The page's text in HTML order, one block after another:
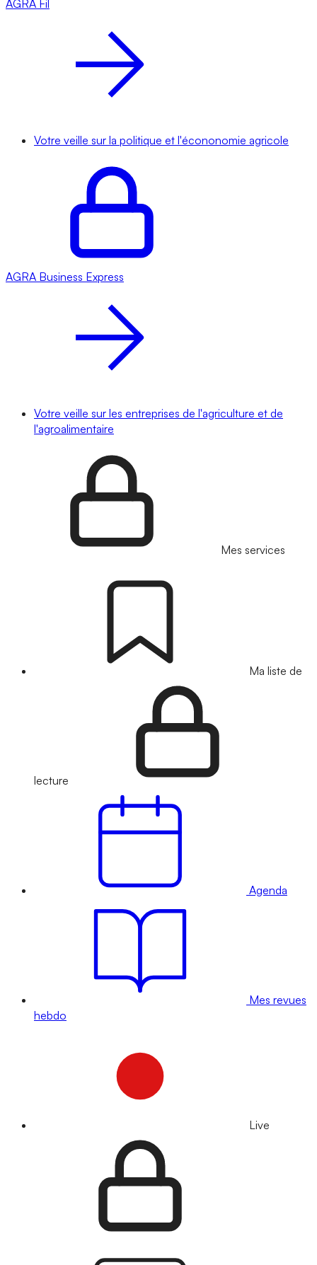
AGRA Fil
Votre veille sur la politique et l'écononomie agricole
AGRA Business Express
Votre veille sur les entreprises de l'agriculture et de
l'agroalimentaire
Mes services
Ma liste de
lecture
Agenda
Mes revues
hebdo
Live